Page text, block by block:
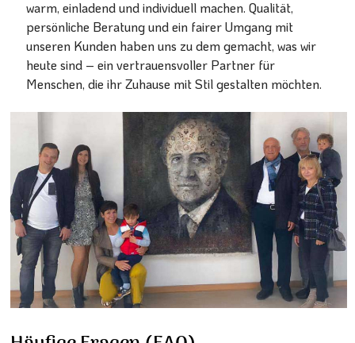
warm, einladend und individuell machen. Qualität,
persönliche Beratung und ein fairer Umgang mit
unseren Kunden haben uns zu dem gemacht, was wir
heute sind – ein vertrauensvoller Partner für
Menschen, die ihr Zuhause mit Stil gestalten möchten.